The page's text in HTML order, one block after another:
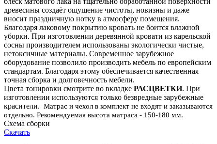
древесины создаёт ощущение чистоты, новизны и даже
вносит праздничную нотку в атмосферу помещения.
Благодаря лаковому покрытию кровать не боится влажной
уборки. При изготовлении деревянной кровати из карельской
сосны производителем использованы экологически чистые,
нетоксичные материалы. Современное зарубежное
оборудование позволило производить мебель по европейским
стандартам. Благодаря этому обеспечивается качественная
точная сборка и долговечность мебели.
Цвета тонировки смотрите во вкладке РАСЦВЕТКИ. При
изготовлении используются только безвредные зарубежные
красители. Матрас и чехол в комплект не входят и заказываются
отдельно. Рекомендуемая высота матраса - 150-180 мм.
Схема сборки
Скачать